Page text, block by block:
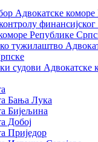
Адвокатске коморе
Републике
тужилаштво
судови Адвокатске
Бања Лука
Бијељина
Добој
Приједор